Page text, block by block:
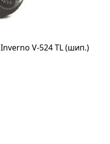
V-524 TL (шип.)